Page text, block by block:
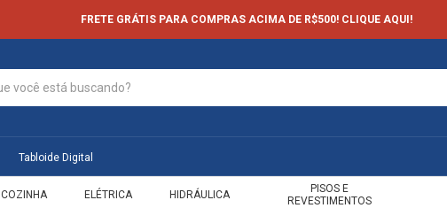
FRETE GRÁTIS PARA COMPRAS ACIMA DE R$500! CLIQUE AQUI!
Tabloide Digital
COZINHA ELÉTRICA HIDRÁULICA
PISOS E
REVESTIMENTOS